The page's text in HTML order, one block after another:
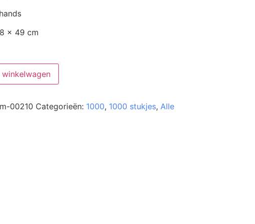
x 49 cm
00210 Categorieën: 1000, 1000 stukjes, Alle